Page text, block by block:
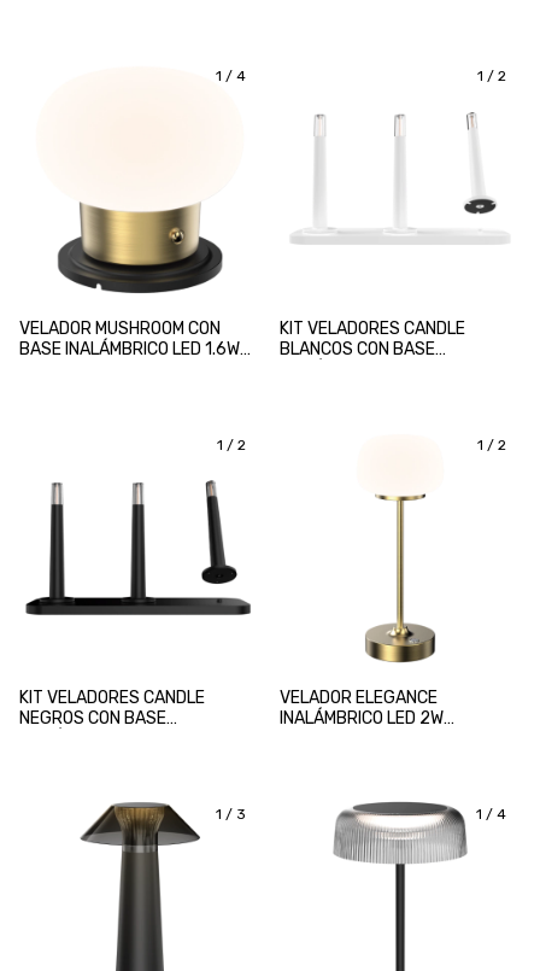
1 / 4
VELADOR MUSHROOM CON
BASE INALÁMBRICO LED 1.6W
1 / 2
KIT VELADORES CANDLE
BLANCOS CON BASE
1 / 2
KIT VELADORES CANDLE
NEGROS CON BASE
1 / 2
VELADOR ELEGANCE
INALÁMBRICO LED 2W
1 / 3 1 / 4